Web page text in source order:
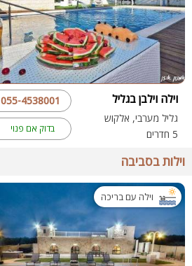
וילה וילבן בגליל
גליל מערבי, אלקוש
5 חדרים
בדוק אם פנוי
055-4538001
וילות בסביבה
וילה עם בריכה